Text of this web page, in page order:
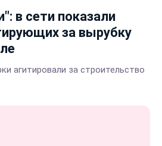
в сети показали
за вырубку
агитировали за строительство